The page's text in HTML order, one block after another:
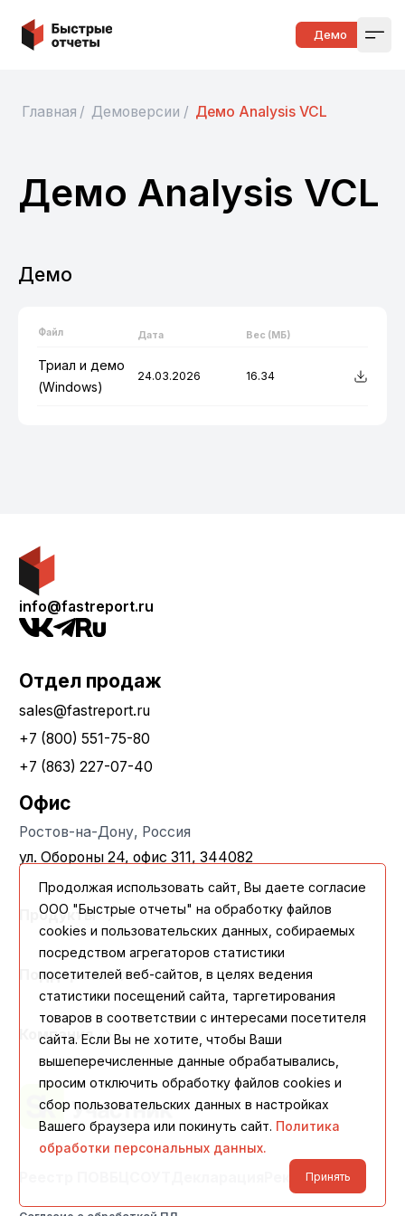
Быстрые отчеты Демо
Главная / Демоверсии / Демо Analysis VCL
Демо Analysis VCL
Демо
Файл Дата Вес (МБ)
Триал и демо
(Windows)
24.03.2026 16.34
info@fastreport.ru
Отдел продаж
sales@fastreport.ru
+7 (800) 551-75-80
+7 (863) 227-07-40
Офис
Ростов-на-Дону, Россия
ул. Обороны 24, офис 311, 344082
Продукты
Поддержка
Компания
Реквизиты
Продолжая использовать сайт, Вы даете согласие
ООО "Быстрые отчеты" на обработку файлов
cookies и пользовательских данных, собираемых
посредством агрегаторов статистики
посетителей веб-сайтов, в целях ведения
статистики посещений сайта, таргетирования
товаров в соответствии с интересами посетителя
сайта. Если Вы не хотите, чтобы Ваши
вышеперечисленные данные обрабатывались,
просим отключить обработку файлов cookies и
сбор пользовательских данных в настройках
Вашего браузера или покинуть сайт. Политика
обработки персональных данных.
Принять